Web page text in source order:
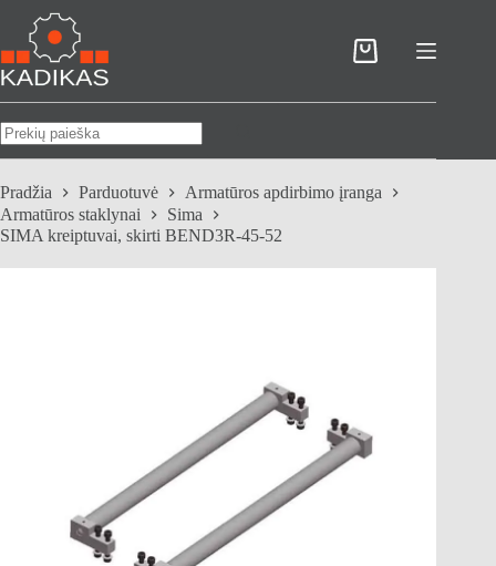
content
Pirkinių
results
Pradžia Parduotuvė
Armatūros apdirbimo įranga
Armatūros staklynai
Sima
SIMA kreiptuvai, skirti BEND3R-45-52